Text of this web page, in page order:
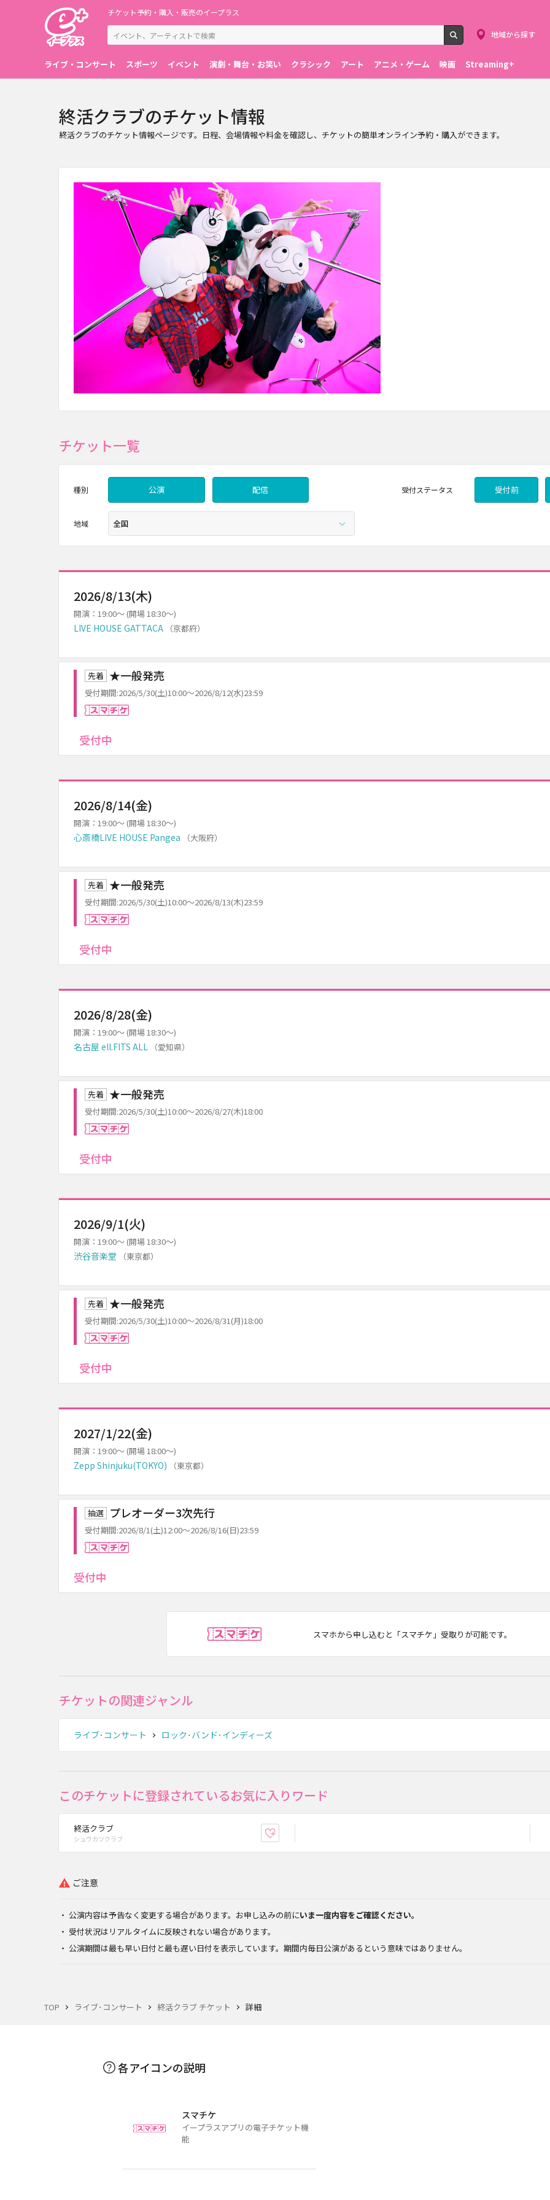
チケット予約・購入・販売のイープラス
検索
地域から探す
ライブ・コンサート スポーツ イベント 演劇・舞台・お笑い クラシック アート アニメ・ゲーム 映画 Streaming+
TOP ライブ･コンサート 終活クラブ チケット 詳細
終活クラブのチケット情報
終活クラブのチケット情報ページです。日程、会場情報や料金を確認し、チケットの簡単オンライン予約・購入ができます。
チケット一覧
種別 公演 配信 受付ステータス 受付前
地域
2026/8/13(木)
開演：19:00～ (開場 18:30～)
LIVE HOUSE GATTACA （京都府）
先着 ★一般発売
受付期間:2026/5/30(土)10:00～2026/8/12(水)23:59
受付中
2026/8/14(金)
開演：19:00～ (開場 18:30～)
心斎橋LIVE HOUSE Pangea （大阪府）
先着 ★一般発売
受付期間:2026/5/30(土)10:00～2026/8/13(木)23:59
受付中
2026/8/28(金)
開演：19:00～ (開場 18:30～)
名古屋 ell.FITS ALL （愛知県）
先着 ★一般発売
受付期間:2026/5/30(土)10:00～2026/8/27(木)18:00
受付中
2026/9/1(火)
開演：19:00～ (開場 18:30～)
渋谷音楽堂 （東京都）
先着 ★一般発売
受付期間:2026/5/30(土)10:00～2026/8/31(月)18:00
受付中
2027/1/22(金)
開演：19:00～ (開場 18:00～)
Zepp Shinjuku(TOKYO) （東京都）
抽選 プレオーダー3次先行
受付期間:2026/8/1(土)12:00～2026/8/16(日)23:59
受付中
スマホから申し込むと「スマチケ」受取りが可能です。
チケットの関連ジャンル
ライブ･コンサート ロック･バンド･インディーズ
このチケットに登録されているお気に入りワード
終活クラブ
シュウカツクラブ
ご注意
公演内容は予告なく変更する場合があります。お申し込みの前にいま一度内容をご確認ください。
受付状況はリアルタイムに反映されない場合があります。
公演期間は最も早い日付と最も遅い日付を表示しています。期間内毎日公演があるという意味ではありません。
各アイコンの説明
スマチケ
イープラスアプリの電子チケット機
能